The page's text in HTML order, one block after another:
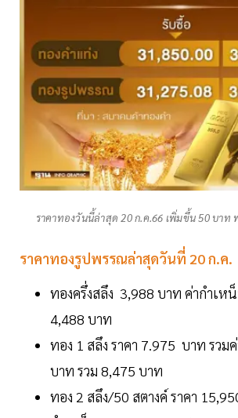
ราคาทองวันนี้ล่าสุด 20 ก.ค.66 เพิ่มขึ้น 50 บา
ราคาทองรูปพรรณล่าสุดวันที่ 20 ก.ค.
ทองครึ่งสลึง 3,988 บาท ค่ากำเห
4,488 บาท
ทอง 1 สลึง ราคา 7.975 บาท รวม
บาท รวม 8,475 บาท
ทอง 2 สลึง/50 สตางค์ ราคา